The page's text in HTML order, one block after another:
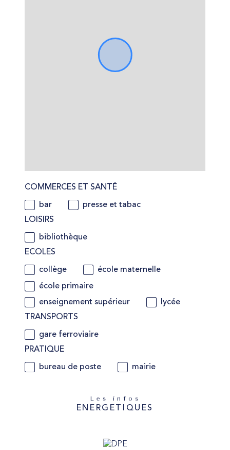
COMMERCES ET SANTÉ
bar
presse et tabac
LOISIRS
bibliothèque
ECOLES
collège
école maternelle
école primaire
enseignement supérieur
lycée
TRANSPORTS
gare ferroviaire
PRATIQUE
bureau de poste mairie
Les infos
ENERGETIQUES